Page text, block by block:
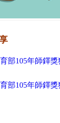
部105年師鐸
部105年師鐸